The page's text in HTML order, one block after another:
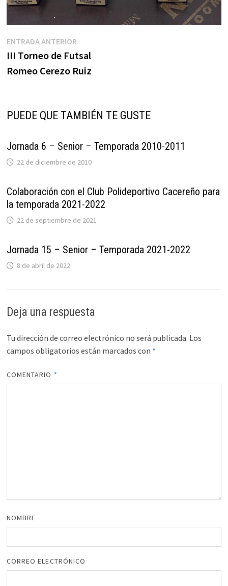
Navegación
de
ENTRADA ANTERIOREntrada
anterior:
III Torneo de Futsal
Romeo Cerezo Ruiz
PUEDE QUE TAMBIÉN TE GUSTE
Jornada 6 – Senior – Temporada 2010-2011
22 de diciembre de 2010
Colaboración con el Club Polideportivo Cacereño para
la temporada 2021-2022
22 de septiembre de 2021
Jornada 15 – Senior – Temporada 2021-2022
8 de abril de 2022
Deja una respuesta
Tu dirección de correo electrónico no será publicada. Los
campos obligatorios están marcados con *
COMENTARIO *
NOMBRE
CORREO ELECTRÓNICO